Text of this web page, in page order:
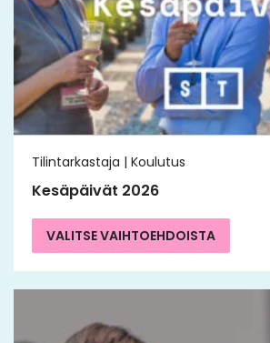
Tilintarkastaja | Koulutus
Kesäpäivät 2026
VALITSE VAIHTOEHDOISTA